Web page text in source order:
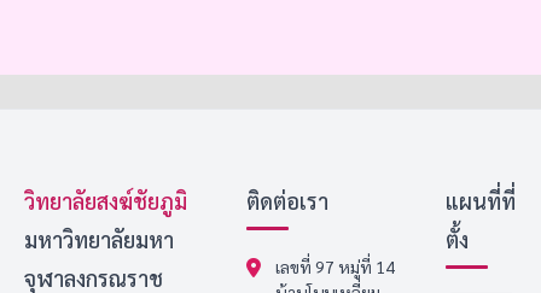
วิทยาลัยสงฆ์ชัยภูมิ
มหาวิทยาลัยมหา
จุฬาลงกรณราช
ติดต่อเรา
เลขที่ 97 หมู่ที่ 14
แผนที่ที่
ตั้ง